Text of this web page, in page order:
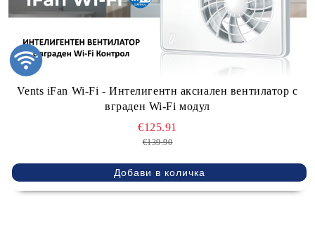
Vents iFan Wi-Fi - Интелигентн аксиален вентилатор с
вграден Wi-Fi модул
€125.91
€139.90